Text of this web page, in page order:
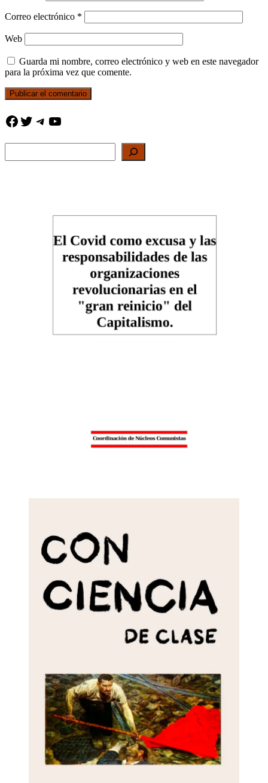
Correo electrónico *
Web
Guarda mi nombre, correo electrónico y web en este navegador
para la próxima vez que comente.
Facebook
Twitter
Telegram
YouTube